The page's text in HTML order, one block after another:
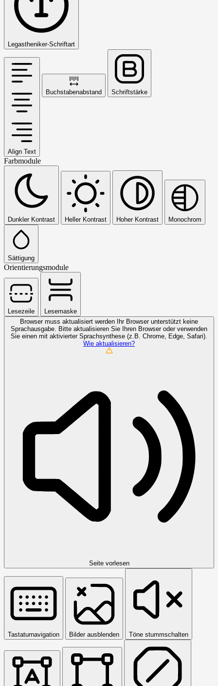
Legastheniker-Schriftart
Align Text
Buchstabenabstand Schriftstärke
Farbmodule
Dunkler Kontrast Heller Kontrast Hoher Kontrast Monochrom
Sättigung
Orientierungsmodule
Lesezeile
Lesemaske
Browser muss aktualisiert werden
Ihr Browser unterstützt keine
Sprachausgabe. Bitte aktualisieren Sie Ihren Browser oder verwenden
Sie einen mit aktivierter Sprachsynthese (z.B. Chrome, Edge, Safari).
Wie aktualisieren?
Seite vorlesen
Tastaturnavigation Bilder ausblenden Töne stummschalten